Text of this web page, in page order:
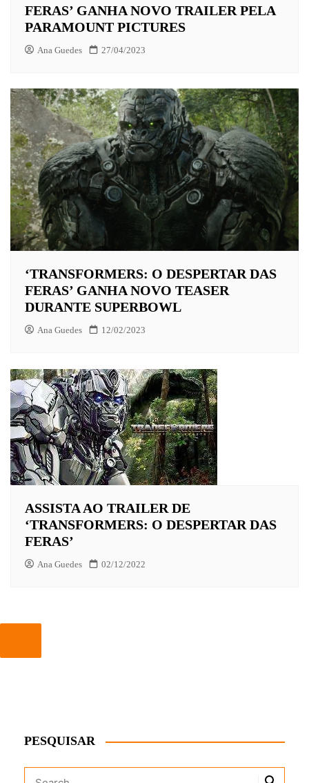
FERAS’ GANHA NOVO TRAILER PELA
PARAMOUNT PICTURES
Ana Guedes 27/04/2023
‘TRANSFORMERS: O DESPERTAR DAS
FERAS’ GANHA NOVO TEASER
DURANTE SUPERBOWL
Ana Guedes 12/02/2023
ASSISTA AO TRAILER DE
‘TRANSFORMERS: O DESPERTAR DAS
FERAS’
Ana Guedes 02/12/2022
PESQUISAR